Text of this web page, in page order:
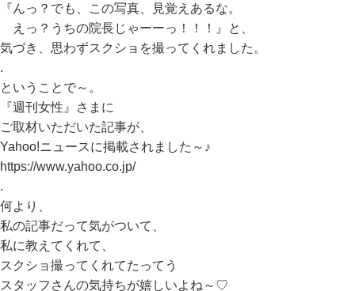
『んっ？でも、この写真、見覚えあるな。
えっ？うちの院長じゃーーっ！！！』と、
気づき、思わずスクショを撮ってくれました。
.
ということで～。
『週刊女性』さまに
ご取材いただいた記事が、
Yahoo!ニュースに掲載されました～♪
https://www.yahoo.co.jp/
.
何より、
私の記事だって気がついて、
私に教えてくれて、
スクショ撮ってくれてたってう
スタッフさんの気持ちが嬉しいよね～♡